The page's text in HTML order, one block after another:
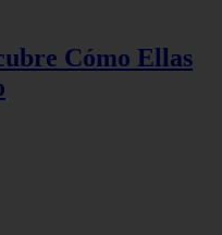
Cómo Ellas